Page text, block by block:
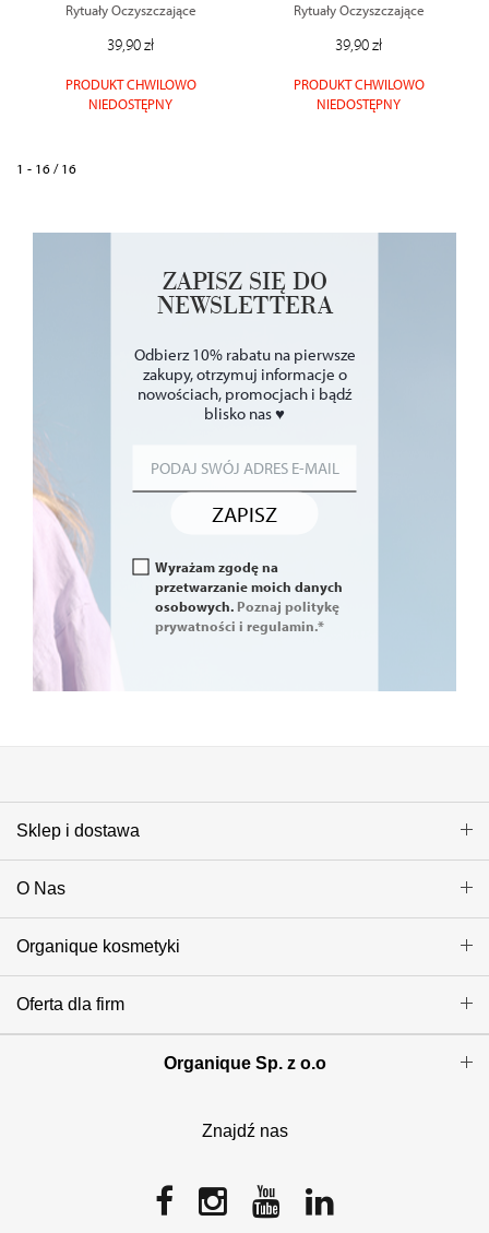
Rytuały Oczyszczające
39,90 zł
PRODUKT CHWILOWO
NIEDOSTĘPNY
Rytuały Oczyszczające
39,90 zł
PRODUKT CHWILOWO
NIEDOSTĘPNY
1 - 16 / 16
ZAPISZ SIĘ DO
NEWSLETTERA
Odbierz 10% rabatu na pierwsze
zakupy, otrzymuj informacje o
nowościach, promocjach i bądź
blisko nas ♥
ZAPISZ
Wyrażam zgodę na
przetwarzanie moich danych
osobowych. Poznaj politykę
prywatności i regulamin.*
Sklep i dostawa
O Nas
Organique kosmetyki
Oferta dla firm
Organique Sp. z o.o
Znajdź nas